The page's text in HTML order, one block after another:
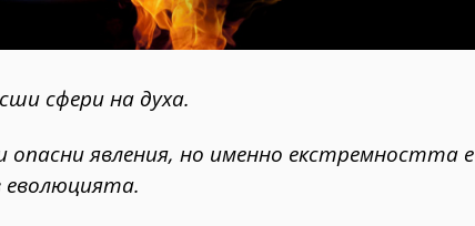
сфери на духа.
опасни явления, но именно екстремността е
еволюцията.